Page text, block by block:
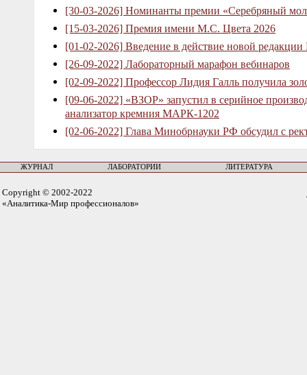
[30-03-2026] Номинанты премии «Серебряный
[15-03-2026] Премия имени М.С. Цвета 2026
[01-02-2026] Введение в действие новой
[26-09-2022] Лабораторный марафон вебинаров
[02-09-2022] Профессор Лидия Галль получила
[09-06-2022] «ВЗОР» запустил в серийное
анализатор кремния МАРК-1202
[02-06-2022] Глава Минобрнауки РФ обсудил с
ЖУРНАЛ ЛАБОРАТОРИИ ЛИТЕРАТУРА
Copyright © 2002-2022
«Аналитика-Мир профессионалов»